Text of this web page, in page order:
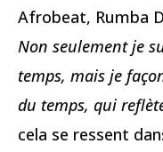
Afrobeat, Rumba
Non seulement je
temps, mais je
du temps, qui
cela se ressent